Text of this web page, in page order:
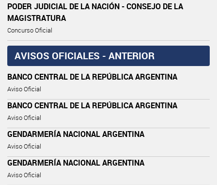
PODER JUDICIAL DE LA NACIÓN - CONSEJO DE LA
MAGISTRATURA
Concurso Oficial
AVISOS OFICIALES - ANTERIOR
BANCO CENTRAL DE LA REPÚBLICA ARGENTINA
Aviso Oficial
BANCO CENTRAL DE LA REPÚBLICA ARGENTINA
Aviso Oficial
GENDARMERÍA NACIONAL ARGENTINA
Aviso Oficial
GENDARMERÍA NACIONAL ARGENTINA
Aviso Oficial